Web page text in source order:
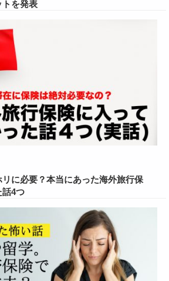
トを発表
に必要？本当にあった海外旅行保
話4つ